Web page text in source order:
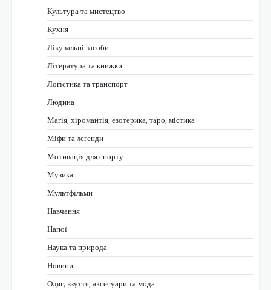
Культура та мистецтво
Кухня
Лікувальні засоби
Література та книжки
Логістика та транспорт
Людина
Магія, хіромантія, езотерика, таро, містика
Міфи та легенди
Мотивація для спорту
Музика
Мультфільми
Навчання
Напої
Наука та природа
Новини
Одяг, взуття, аксесуари та мода